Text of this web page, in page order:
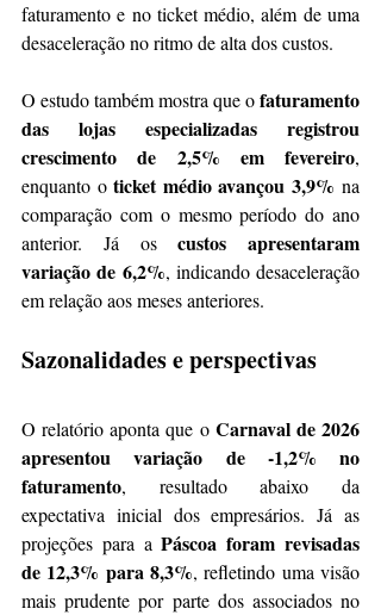
faturamento e no ticket médio, além de uma
desaceleração no ritmo de alta dos custos.
O estudo também mostra que o faturamento
das lojas especializadas registrou
crescimento de 2,5% em fevereiro,
enquanto o ticket médio avançou 3,9% na
comparação com o mesmo período do ano
anterior. Já os custos apresentaram
variação de 6,2%, indicando desaceleração
em relação aos meses anteriores.
Sazonalidades e perspectivas
O relatório aponta que o Carnaval de 2026
apresentou variação de -1,2% no
faturamento, resultado abaixo da
expectativa inicial dos empresários. Já as
projeções para a Páscoa foram revisadas
de 12,3% para 8,3%, refletindo uma visão
mais prudente por parte dos associados no